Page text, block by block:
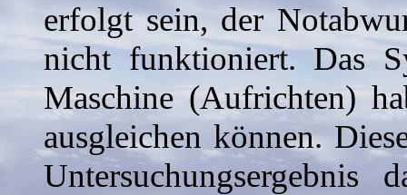
erfolgt sein, der
nicht funktioniert. Das
Maschine (Aufrichten)
ausgleichen können.